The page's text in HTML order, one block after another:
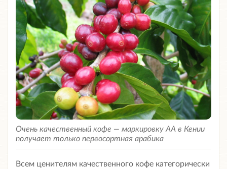
Очень качественный кофе — маркировку АА в Кении
получает только первосортная арабика
Всем ценителям качественного кофе категорически